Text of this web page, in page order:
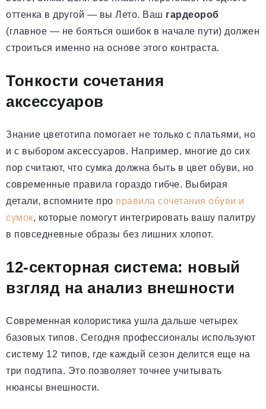
оттенка в другой — вы Лето. Ваш гардеороб
(главное — не бояться ошибок в начале пути) должен
строиться именно на основе этого контраста.
Тонкости сочетания
аксессуаров
Знание цветотипа помогает не только с платьями, но
и с выбором аксессуаров. Например, многие до сих
пор считают, что сумка должна быть в цвет обуви, но
современные правила гораздо гибче. Выбирая
детали, вспомните про правила сочетания обуви и
сумок, которые помогут интегрировать вашу палитру
в повседневные образы без лишних хлопот.
12-секторная система: новый
взгляд на анализ внешности
Современная колористика ушла дальше четырех
базовых типов. Сегодня профессионалы используют
систему 12 типов, где каждый сезон делится еще на
три подтипа. Это позволяет точнее учитывать
нюансы внешности.